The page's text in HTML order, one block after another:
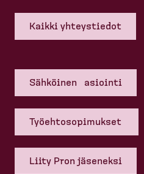
Kaikki yhteys­tiedot
Sähköinen asiointi
Työehto­so­pi­mukset
Liity Pron jäseneksi